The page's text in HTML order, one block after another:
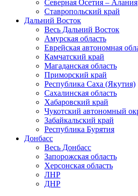
Северная Осетия – Алания
Ставропольский край
Дальний Восток
Весь Дальний Восток
Амурская область
Еврейская автономная
Камчатский край
Магаданская область
Приморский край
Республика Саха (Якутия)
Сахалинская область
Хабаровский край
Чукотский автономный
Забайкальский край
Республика Бурятия
Донбасс
Весь Донбасс
Запорожская область
Херсонская область
ЛНР
ДНР